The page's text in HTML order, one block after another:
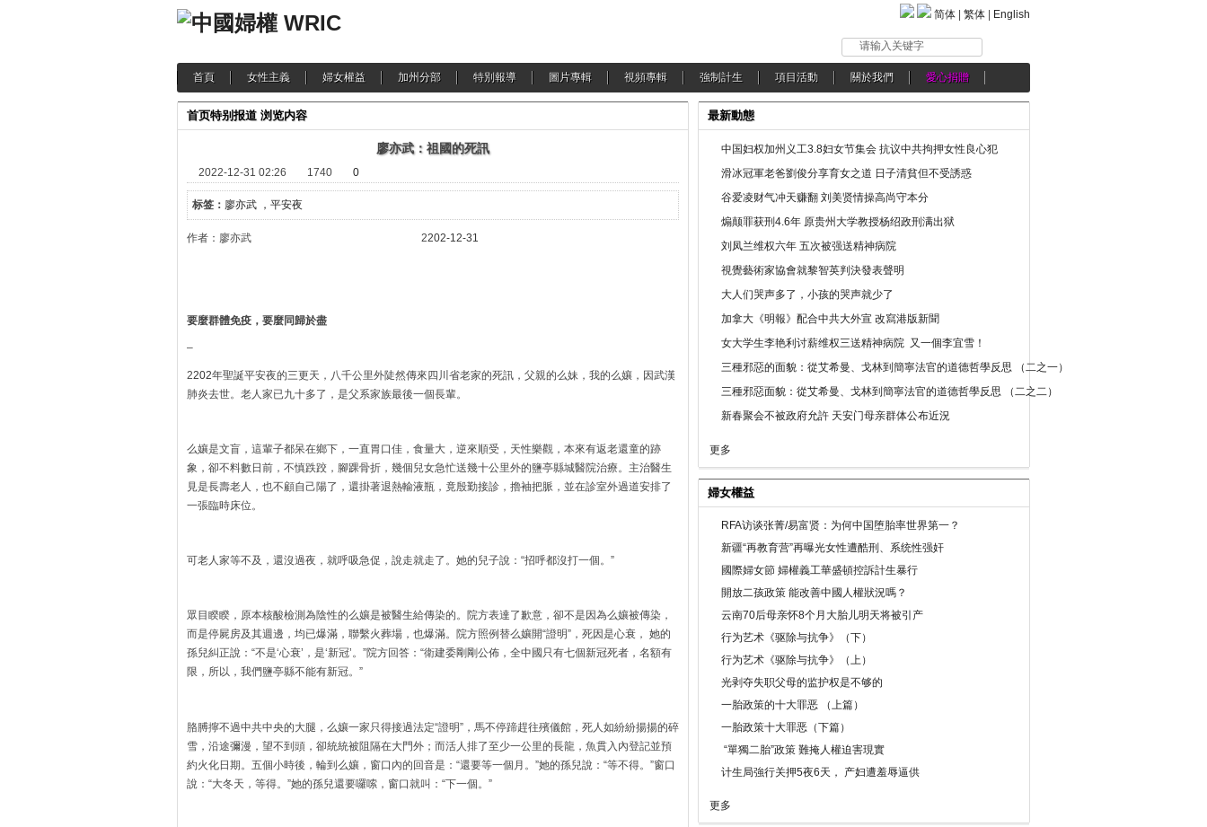
简体 繁体 English
请输入关键字
首頁 女性主義 婦女權益 加州分部 特別報導 圖片專輯 視頻專輯 強制計生 項目活動 關於我們 愛心捐贈
首页特别报道 浏览内容
廖亦武：祖國的死訊
2022-12-31 02:26 1740 0
标签： 廖亦武 ，平安夜
作者：廖亦武 2202-12-31
要麼群體免疫，要麼同歸於盡
–
2202年聖誕平安夜的三更天，八千公里外陡然傳來四川省老家的死訊，父親的么妹，我的么孃，因武漢
肺炎去世。老人家已九十多了，是父系家族最後一個長輩。
么孃是文盲，這輩子都呆在鄉下，一直胃口佳，食量大，逆來順受，天性樂觀，本來有返老還童的跡
象，卻不料數日前，不慎跌跤，腳踝骨折，幾個兒女急忙送幾十公里外的鹽亭縣城醫院治療。主治醫生
見是長壽老人，也不顧自己陽了，還掛著退熱輸液瓶，竟殷勤接診，擼袖把脈，並在診室外過道安排了
一張臨時床位。
可老人家等不及，還沒過夜，就呼吸急促，說走就走了。她的兒子說：“招呼都沒打一個。”
眾目睽睽，原本核酸檢測為陰性的么孃是被醫生給傳染的。院方表達了歉意，卻不是因為么孃被傳染，
而是停屍房及其週邊，均已爆滿，聯繫火葬場，也爆滿。院方照例替么孃開“證明”，死因是心衰， 她的
孫兒糾正說：“不是‘心衰’，是‘新冠’。”院方回答：“衛建委剛剛公佈，全中國只有七個新冠死者，名額有
限，所以，我們鹽亭縣不能有新冠。”
胳膊擰不過中共中央的大腿，么孃一家只得接過法定“證明”，馬不停蹄趕往殯儀館，死人如紛紛揚揚的碎
雪，沿途彌漫，望不到頭，卻統統被阻隔在大門外；而活人排了至少一公里的長龍，魚貫入內登記並預
約火化日期。五個小時後，輪到么孃，窗口內的回音是：“還要等一個月。”她的孫兒說：“等不得。”窗口
說：“大冬天，等得。”她的孫兒還要囉嗦，窗口就叫：“下一個。”
最新動態
中国妇权加州义工3.8妇女节集会 抗议中共拘押女性良心犯
滑冰冠軍老爸劉俊分享育女之道 日子清貧但不受誘惑
谷爱凌财气冲天赚翻 刘美贤情操高尚守本分
煽颠罪获刑4.6年 原贵州大学教授杨绍政刑满出狱
刘凤兰维权六年 五次被强送精神病院
視覺藝術家協會就黎智英判決發表聲明
大人们哭声多了，小孩的哭声就少了
加拿大《明報》配合中共大外宣 改寫港版新聞
女大学生李艳利讨薪维权三送精神病院 又一個李宜雪！
三種邪惡的面貌：從艾希曼、戈林到簡寧法官的道德哲學反思 （二之一）
三種邪惡面貌：從艾希曼、戈林到簡寧法官的道德哲學反思 （二之二）
新春聚会不被政府允許 天安门母亲群体公布近況
更多
婦女權益
RFA访谈张菁/易富贤：为何中国堕胎率世界第一？
新疆“再教育营”再曝光女性遭酷刑、系统性强奸
國際婦女節 婦權義工華盛頓控訴計生暴行
開放二孩政策 能改善中國人權狀況嗎？
云南70后母亲怀8个月大胎儿明天将被引产
行为艺术《驱除与抗争》（下）
行为艺术《驱除与抗争》（上）
光剥夺失职父母的监护权是不够的
一胎政策的十大罪恶 （上篇）
一胎政策十大罪恶（下篇）
“單獨二胎”政策 難掩人權迫害現實
计生局強行关押5夜6天， 产妇遭羞辱逼供
更多